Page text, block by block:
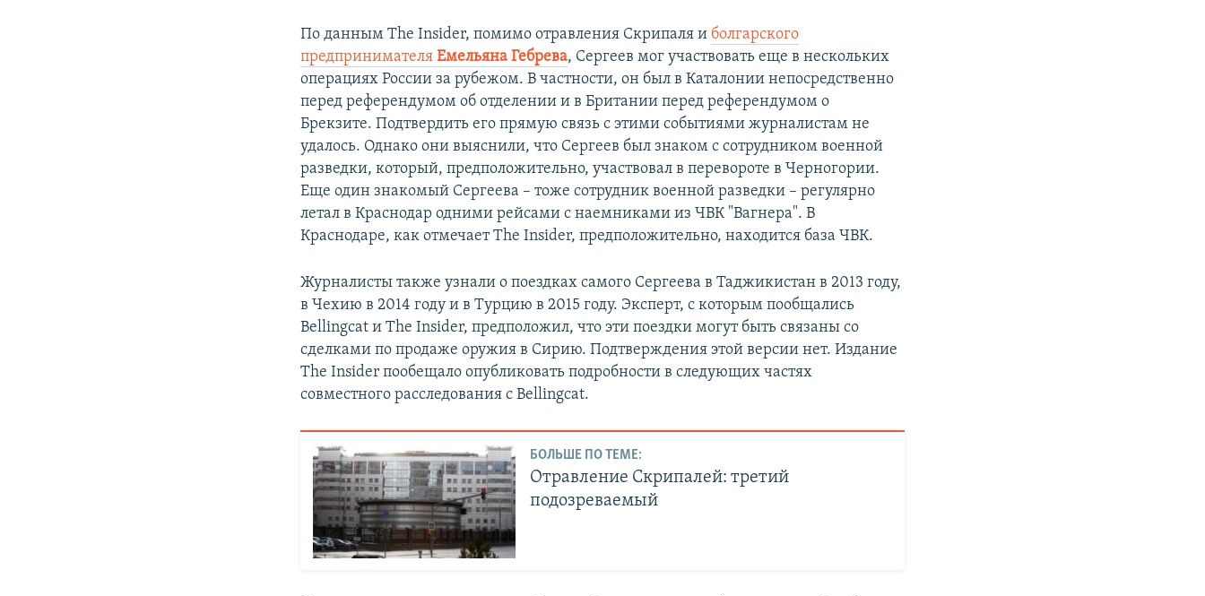
По данным The Insider, помимо отравления Скрипаля и болгарского
предпринимателяЕмельяна Гебрева, Сергеев мог участвовать еще в нескольких
операциях России за рубежом. В частности, он был в Каталонии непосредственно
перед референдумом об отделении и в Британии перед референдумом о
Брекзите. Подтвердить его прямую связь с этими событиями журналистам не
удалось. Однако они выяснили, что Сергеев был знаком с сотрудником военной
разведки, который, предположительно, участвовал в перевороте в Черногории.
Еще один знакомый Сергеева – тоже сотрудник военной разведки – регулярно
летал в Краснодар одними рейсами с наемниками из ЧВК "Вагнера". В
Краснодаре, как отмечает The Insider, предположительно, находится база ЧВК.
Журналисты также узнали о поездках самого Сергеева в Таджикистан в 2013 году,
в Чехию в 2014 году и в Турцию в 2015 году. Эксперт, с которым пообщались
Bellingcat и The Insider, предположил, что эти поездки могут быть связаны со
сделками по продаже оружия в Сирию. Подтверждения этой версии нет. Издание
The Insider пообещало опубликовать подробности в следующих частях
совместного расследования с Bellingcat.
БОЛЬШЕ ПО ТЕМЕ:
Отравление Скрипалей: третий
подозреваемый